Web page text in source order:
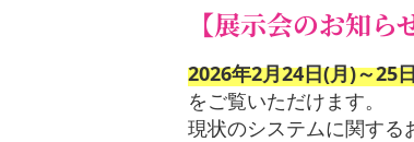
【展示会のお知ら
2026年2月24日(月)～25
をご覧いただけます。
現状のシステムに関する